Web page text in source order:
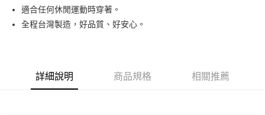
悠遊付
ATM付款
全家取貨付款
每筆NT$65，滿NT$399(含以上)免運費
適合任何休閒運動時穿著。
全程台灣製造，好品質、好安心。
詳細說明 商品規格 相關推薦